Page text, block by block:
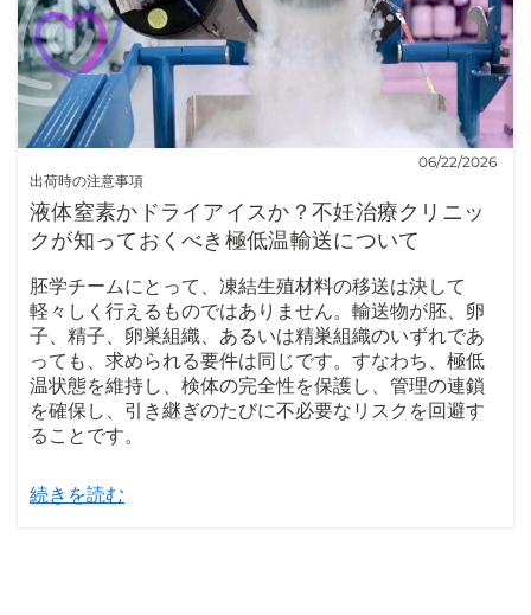
出荷時の注意事項
06/22/2026
液体窒素かドライアイスか？不妊治療クリニッ
クが知っておくべき極低温輸送について
胚学チームにとって、凍結生殖材料の移送は決して
軽々しく行えるものではありません。輸送物が胚、卵
子、精子、卵巣組織、あるいは精巣組織のいずれであ
っても、求められる要件は同じです。すなわち、極低
温状態を維持し、検体の完全性を保護し、管理の連鎖
を確保し、引き継ぎのたびに不必要なリスクを回避す
ることです。
続きを読む